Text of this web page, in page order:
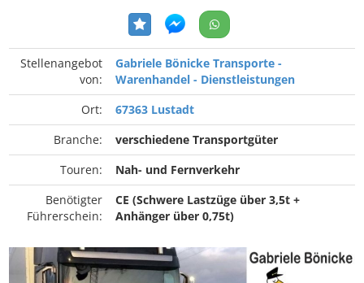
Stellenangebot
von:
Gabriele Bönicke Transporte -
Warenhandel - Dienstleistungen
Ort:
67363 Lustadt
Branche:
verschiedene Transportgüter
Touren:
Nah- und Fernverkehr
Benötigter
Führerschein:
CE (Schwere Lastzüge über 3,5t +
Anhänger über 0,75t)